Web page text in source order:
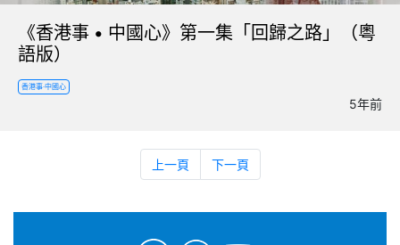
《香港事 • 中國心》第一集「回歸之路」（粵
語版）
香港事·中國心
5年前
上一頁 下一頁